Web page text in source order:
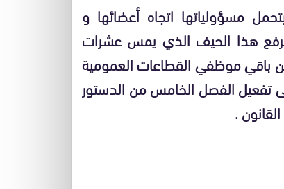
مسؤولياتها اتجاه أعضائها و
برفع هذا الحيف الذي يمس عشرات
باقي موظفي القطاعات العمومية
تفعيل الفصل الخامس من الدستور
.